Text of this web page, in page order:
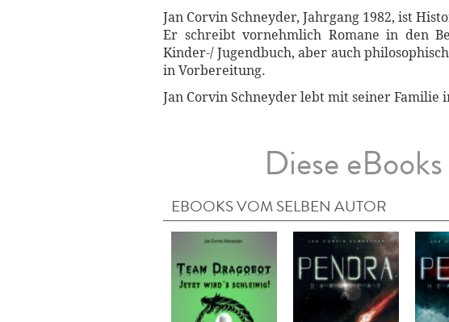
Jan Corvin Schneyder, Jahrgang 1982, ist
Er schreibt vornehmlich Romane in den
Kinder-/ Jugendbuch, aber auch
in Vorbereitung.
Jan Corvin Schneyder lebt mit seiner Familie
Diese
EBOOKS VOM SELBEN AUTOR